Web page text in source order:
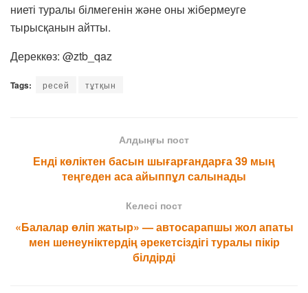
ниеті туралы білмегенін және оны жібермеуге
тырысқанын айтты.
Дереккөз: @ztb_qaz
Tags: ресей тұтқын
Алдыңғы пост
Енді көліктен басын шығарғандарға 39 мың
теңгеден аса айыппұл салынады
Келесі пост
«Балалар өліп жатыр» — автосарапшы жол апаты
мен шенеуніктердің әрекетсіздігі туралы пікір
білдірді